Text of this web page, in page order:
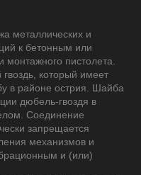
металлических и
к бетонным или
пистолета.
который имеет
в районе острия. Шайба
дюбель-гвоздя в
Соединение
запрещается
механизмов и
и (или)